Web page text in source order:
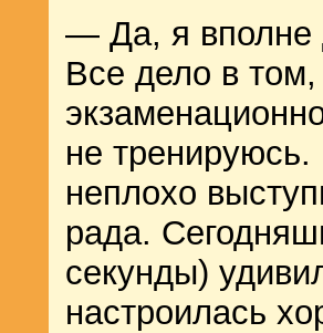
— Да, я вполне
Все дело в том,
не тренируюсь.
неплохо
рада.
секунды)
настроилась